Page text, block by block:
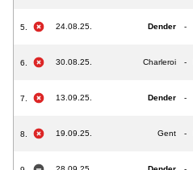
5. 24.08.25. Dender -
6. 30.08.25. Charleroi -
7. 13.09.25. Dender -
8. 19.09.25. Gent -